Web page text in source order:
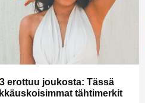
3 erottuu joukosta: Tässä
tähtimerkit